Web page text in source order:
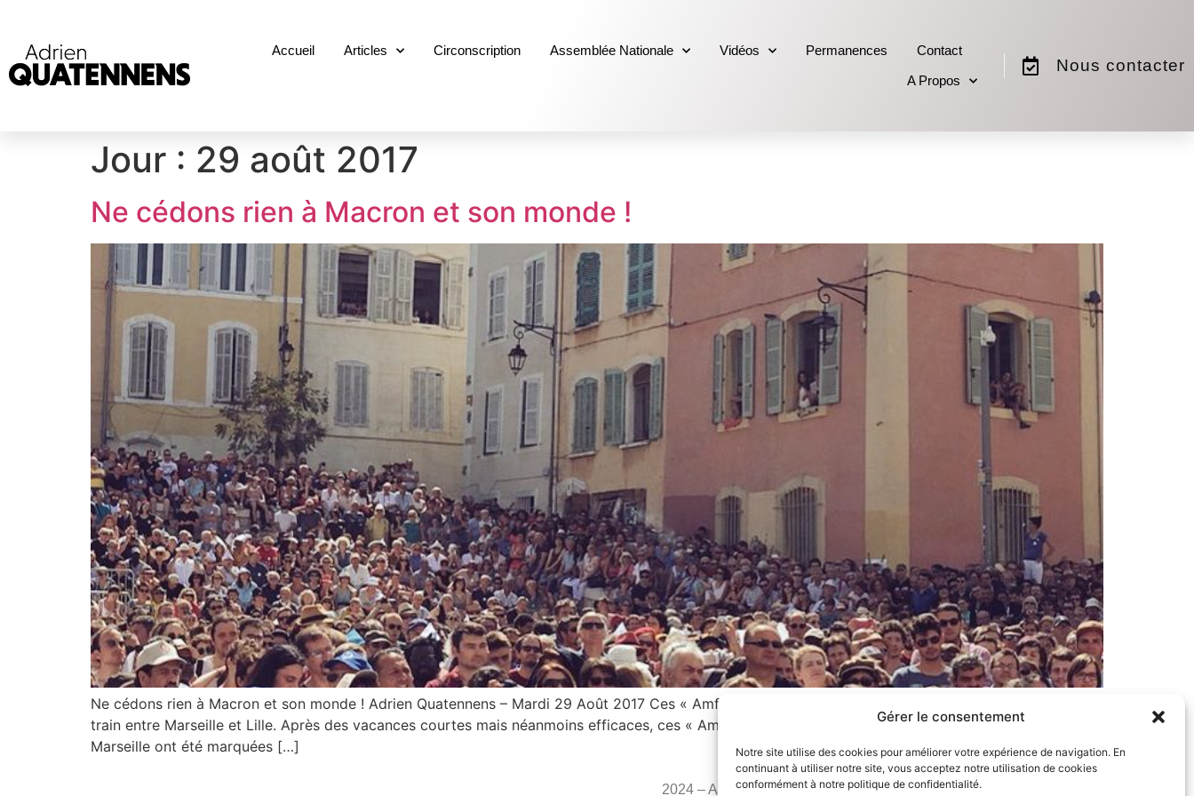
Gérer le consentement
Notre site utilise des cookies pour améliorer votre expérience de navigation. En
continuant à utiliser notre site, vous acceptez notre utilisation de cookies
conformément à notre politique de confidentialité.
Accueil Articles Circonscription Assemblée Nationale Vidéos Permanences
Contact
A Propos
Nous contacter
Jour : 29 août 2017
Ne cédons rien à Macron et son monde !
Ne cédons rien à Macron et son monde ! Adrien Quatennens – Mardi 29 Août 2017 Ces « Amfis d’été », quel pied ! J’écris ces quelques mots dans le
train entre Marseille et Lille. Après des vacances courtes mais néanmoins efficaces, ces « Amfis d’été » de La France Insoumise sous le soleil de
Marseille ont été marquées […]
2024 – Adrien Quatennens – Tous droits réservés –